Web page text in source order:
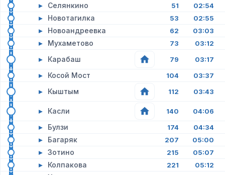
▸ Селянкино 51 02:54
▸ Новотагилка 53 02:55
▸ Новоандреевка 62 03:03
▸ Мухаметово 73 03:12
▸ Карабаш 79 03:17
▸ Косой Мост 104 03:37
▸ Кыштым 112 03:43
▸ Касли 140 04:06
▸ Булзи 174 04:34
▸ Багаряк 207 05:00
▸ Зотино 215 05:07
▸ Колпакова 221 05:12